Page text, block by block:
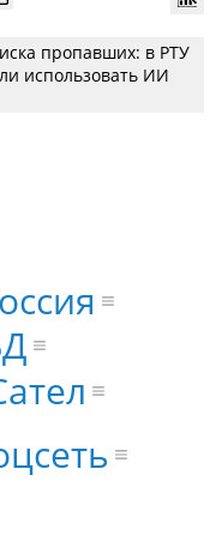
пропавших: в РТУ
использовать ИИ